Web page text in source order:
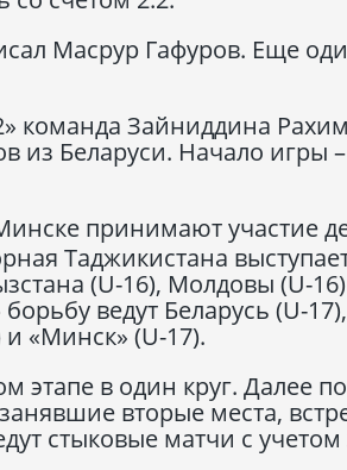
Масрур Гафуров. Еще
команда Зайниддина
из Беларуси. Начало игры
принимают участие
Таджикистана
(U-16), Молдовы (U-
ведут Беларусь (U-17),
и «Минск» (U-17).
этапе в один круг. Далее
вторые места,
стыковые матчи с